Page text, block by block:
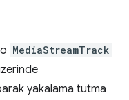
MediaStreamTrack
yakalama tutma